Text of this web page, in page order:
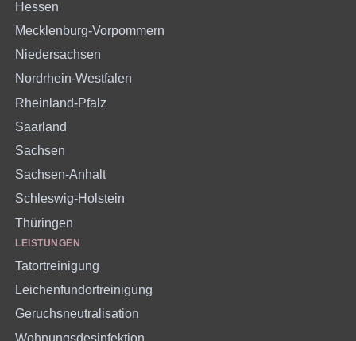
Hessen
Mecklenburg-Vorpommern
Niedersachsen
Nordrhein-Westfalen
Rheinland-Pfalz
Saarland
Sachsen
Sachsen-Anhalt
Schleswig-Holstein
Thüringen
LEISTUNGEN
Tatortreinigung
Leichenfundortreinigung
Geruchsneutralisation
Wohnungsdesinfektion